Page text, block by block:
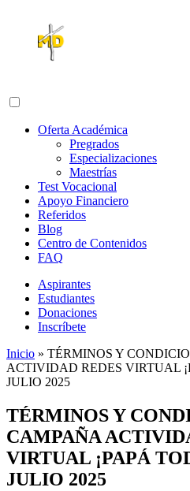
Abrir menú de navegación
Oferta Académica
Pregrados
Especializaciones
Maestrías
Test Vocacional
Apoyo Financiero
Referidos
Blog
Centro de Contenidos
FAQ
Aspirantes
Estudiantes
Donaciones
Inscríbete
Inicio » TÉRMINOS Y
ACTIVIDAD REDES VIRTUAL
JULIO 2025
TÉRMINOS Y
CAMPAÑA
VIRTUAL ¡PAPÁ
JULIO 2025